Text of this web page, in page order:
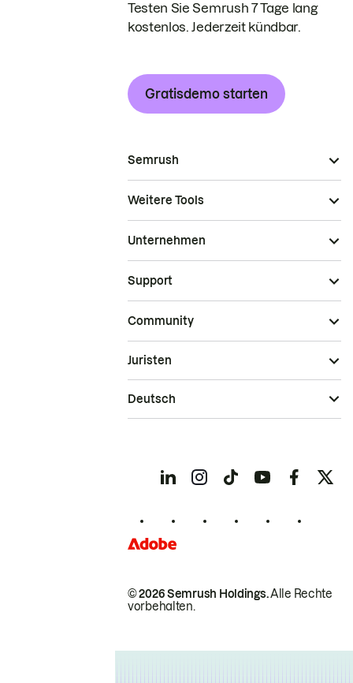
Testen Sie Semrush 7 Tage lang
kostenlos. Jederzeit kündbar.
Gratisdemo starten
Semrush
Weitere Tools
Unternehmen
Support
Community
© 2026 Semrush Holdings.Alle Rechte
vorbehalten.
Juristen
Deutsch